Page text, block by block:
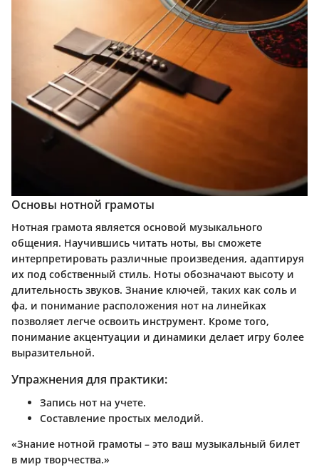
Основы нотной грамоты
Нотная грамота является основой музыкального
общения. Научившись читать ноты, вы сможете
интерпретировать различные произведения, адаптируя
их под собственный стиль. Ноты обозначают высоту и
длительность звуков. Знание ключей, таких как соль и
фа, и понимание расположения нот на линейках
позволяет легче освоить инструмент. Кроме того,
понимание акцентуации и динамики делает игру более
выразительной.
Упражнения для практики:
Запись нот на учете.
Составление простых мелодий.
«Знание нотной грамоты – это ваш музыкальный билет
в мир творчества.»